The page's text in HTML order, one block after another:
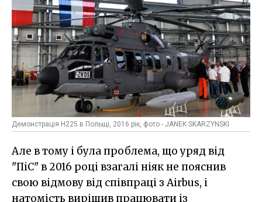
Демонстрація H225 в Польщі, 2016 рік, фото - JANEK SKARZYNSKI
Але в тому і була проблема, що уряд від
"ПіС" в 2016 році взагалі ніяк не пояснив
свою відмову від співпраці з Airbus, і
натомість вирішив працювати із